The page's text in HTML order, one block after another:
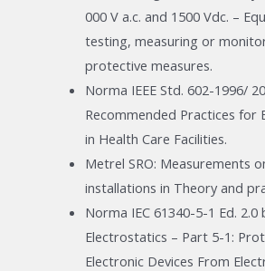
000 V a.c. and 1500 Vdc. –
testing, measuring or
protective measures.
Norma IEEE Std. 602-1996/
Recommended Practices for
in Health Care Facilities.
Metrel SRO: Measurements
installations in Theory and
Norma IEC 61340-5-1 Ed. 2.0
Electrostatics – Part 5-1:
Electronic Devices From